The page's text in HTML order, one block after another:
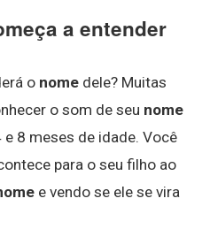
a entender
o nome dele? Muitas
o som de seu nome
8 meses de idade. Você
para o seu filho ao
e vendo se ele se vira